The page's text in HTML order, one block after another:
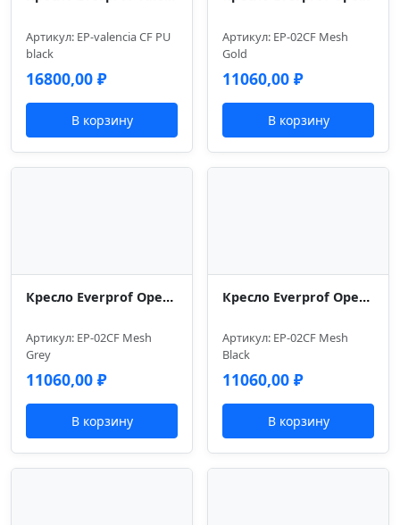
Артикул: EP-valencia CF PU
black
16800,00 ₽
В корзину
Артикул: EP-02CF Mesh
Gold
11060,00 ₽
В корзину
Кресло Everprof Opera (Опера) CF Сетка Серый
Артикул: EP-02CF Mesh
Grey
11060,00 ₽
В корзину
Кресло Everprof Opera (Опера) CF Сетка Черный
Артикул: EP-02CF Mesh
Black
11060,00 ₽
В корзину